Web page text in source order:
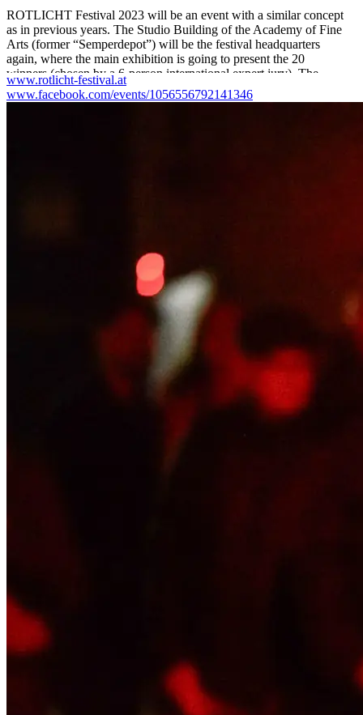
ROTLICHT Festival 2023 will be an event with a similar concept
as in previous years. The Studio Building of the Academy of Fine
Arts (former “Semperdepot”) will be the festival headquarters
again, where the main exhibition is going to present the 20
winners (chosen by a 6-person international expert jury). The
Open Call for the submission will open in June later this year.
Duration: 17/11–26/11/2023 Mon–Fri 10–15:00
17:00 OPENING, EXHIBITION
ALESSANDRA LJUBOJE, CELINE WIEDENHOFER
›› BODY SYNTHESIS
›› Atelier Analog › Herklotzgasse 44, 1150
Duration: 17/11–23/11/2023 Mon–Wen 10–14:00
19:00– FESTIVAL OPENING ›› ROTLICHT
FESTIVALZENTRALE (RL)
22:30 MAIN EXHIBITION ›› OPEN CALL WINNERS
www.rotlicht-festival.at
www.facebook.com/events/1056556792141346